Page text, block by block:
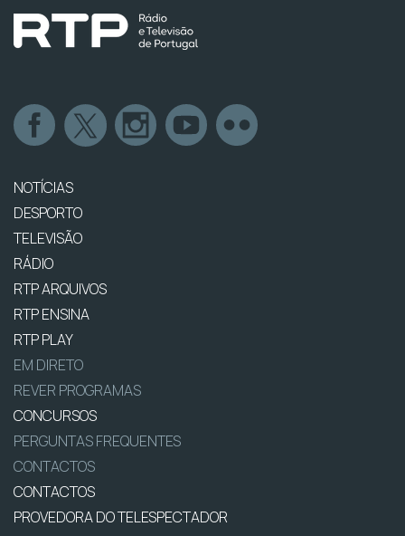
NOTÍCIAS
DESPORTO
TELEVISÃO
RÁDIO
RTP ARQUIVOS
RTP ENSINA
RTP PLAY
EM DIRETO
REVER PROGRAMAS
CONCURSOS
PERGUNTAS FREQUENTES
CONTACTOS
CONTACTOS
PROVEDORA DO TELESPECTADOR